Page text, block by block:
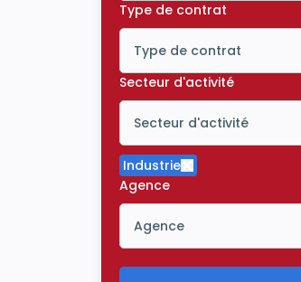
Type de contrat
Type de contrat
Icône ouvrir la liste
Secteur d'activité
Secteur d'activité
Icône ouvrir la liste
Industrie
Supprimer le
Agence
Agence
Icône ouvrir la liste